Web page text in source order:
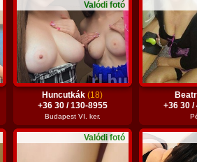
Valódi fotó
Huncutkák(18)
+36 30 / 130-8955
Budapest VI. ker.
+36 30 /
Valódi fotó